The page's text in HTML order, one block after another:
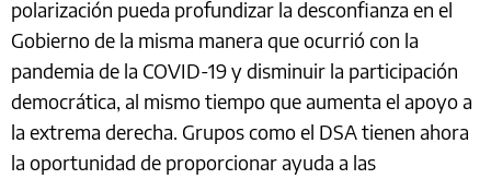
polarización pueda profundizar la desconfianza en el
Gobierno de la misma manera que ocurrió con la
pandemia de la COVID-19 y disminuir la participación
democrática, al mismo tiempo que aumenta el apoyo a
la extrema derecha. Grupos como el DSA tienen ahora
la oportunidad de proporcionar ayuda a las